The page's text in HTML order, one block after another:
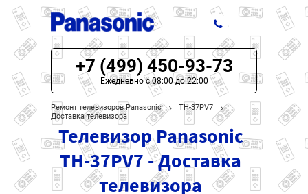
ЦЕНЫ НА РЕМОНТ
О СЕРВИСЕ
МОДЕЛИ PANASONIC
НАШИ КОНТАКТЫ
+7 (499) 450-93-73
Ежедневно с 08:00 до 22:00
Ремонт телевизоров Panasonic
TH-37PV7
Доставка телевизора
Телевизор Panasonic
TH-37PV7 - Доставка
телевизора